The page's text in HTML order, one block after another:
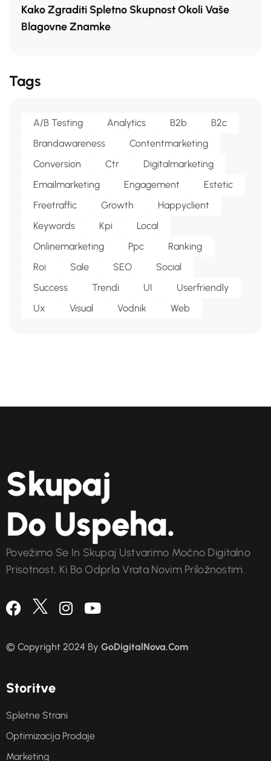
Kako Zgraditi Spletno Skupnost Okoli Vaše
Blagovne Znamke
Tags
A/b Testing Analytics B2b
B2c
Brandawareness
Contentmarketing
Conversion
Ctr
Digitalmarketing
Emailmarketing
Engagement
Estetic
Freetraffic
Growth
Happyclient
Keywords
Kpi
Local
Onlinemarketing
Ppc
Ranking
Roi
Sale SEO
Social
Success
Trendi UI
Userfriendly
Ux
Visual Vodnik Web
Skupaj
Do Uspeha.
Povežimo Se In Skupaj Ustvarimo Močno Digitalno
Prisotnost, Ki Bo Odprla Vrata Novim Priložnostim.
© Copyright 2024 By GoDigitalNova.Com
Storitve
Spletne Strani
Optimizacija Prodaje
Marketing